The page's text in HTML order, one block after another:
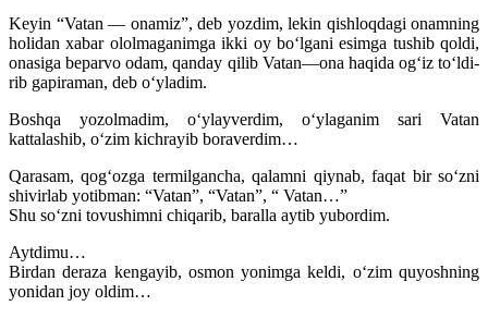
Keyin “Vatan — onamiz”, deb yozdim, lekin qishloqdagi onamning
holidan xabar ololmaganimga ikki oy bo‘lgani esimga tushib qoldi,
onasiga beparvo odam, qanday qilib Vatan—ona haqida og‘iz to‘ldi-
rib gapiraman, deb o‘yladim.
Boshqa yozolmadim, o‘ylayverdim, o‘ylaganim sari Vatan
kattalashib, o‘zim kichrayib boraverdim…
Qarasam, qog‘ozga termilgancha, qalamni qiynab, faqat bir so‘zni
shivirlab yotibman: “Vatan”, “Vatan”, “ Vatan…”
Shu so‘zni tovushimni chiqarib, baralla aytib yubordim.
Aytdimu…
Birdan deraza kengayib, osmon yonimga keldi, o‘zim quyoshning
yonidan joy oldim…